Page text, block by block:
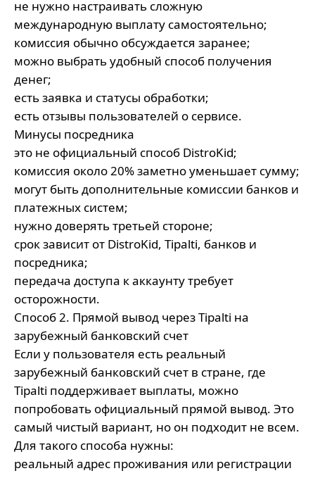
не нужно настраивать сложную
международную выплату самостоятельно;
комиссия обычно обсуждается заранее;
можно выбрать удобный способ получения
денег;
есть заявка и статусы обработки;
есть отзывы пользователей о сервисе.
Минусы посредника
это не официальный способ DistroKid;
комиссия около 20% заметно уменьшает сумму;
могут быть дополнительные комиссии банков и
платежных систем;
нужно доверять третьей стороне;
срок зависит от DistroKid, Tipalti, банков и
посредника;
передача доступа к аккаунту требует
осторожности.
Способ 2. Прямой вывод через Tipalti на
зарубежный банковский счет
Если у пользователя есть реальный
зарубежный банковский счет в стране, где
Tipalti поддерживает выплаты, можно
попробовать официальный прямой вывод. Это
самый чистый вариант, но он подходит не всем.
Для такого способа нужны:
реальный адрес проживания или регистрации